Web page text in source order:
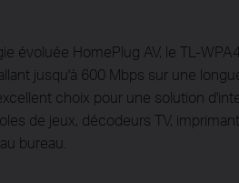
évoluée HomePlug AV, le TL-
jusqu'à 600 Mbps sur une
choix pour une solution
de jeux, décodeurs TV,
bureau.